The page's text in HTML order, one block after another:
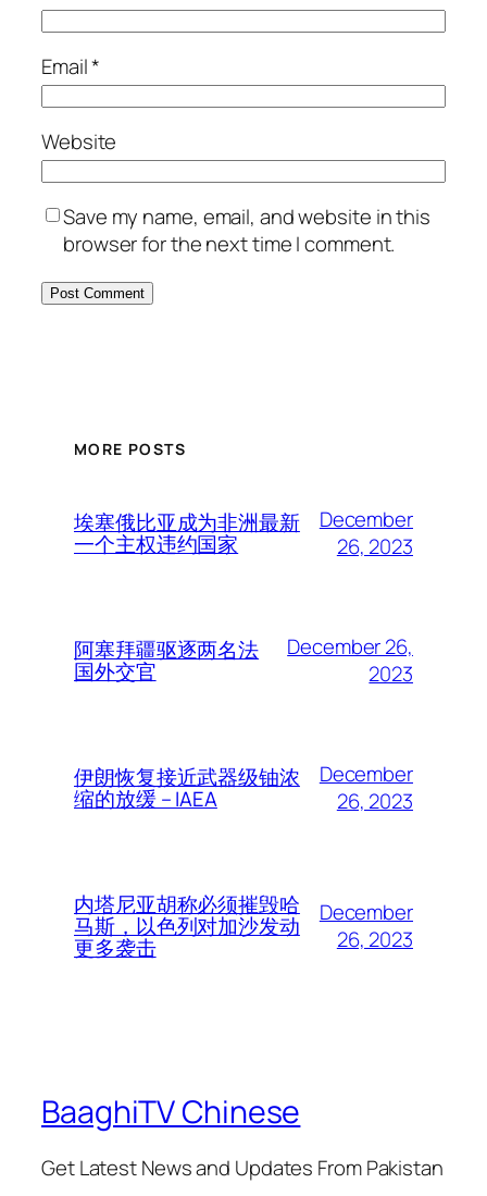
Email*
Website
Save my name, email, and website in this
browser for the next time I comment.
MORE POSTS
埃塞俄比亚成为非洲最新
一个主权违约国家
December
26, 2023
阿塞拜疆驱逐两名法
国外交官
December 26,
2023
伊朗恢复接近武器级铀浓
缩的放缓 – IAEA
December
26, 2023
内塔尼亚胡称必须摧毁哈
马斯，以色列对加沙发动
更多袭击
December
26, 2023
BaaghiTV Chinese
Get Latest News and Updates From Pakistan